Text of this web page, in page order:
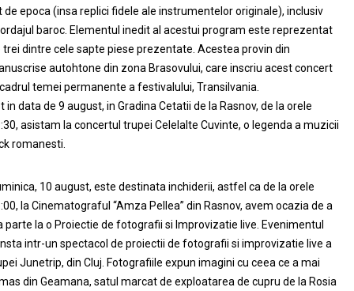
de epoca (insa replici fidele ale instrumentelor originale), inclusiv
baroc. Elementul inedit al acestui program este reprezentat
trei dintre cele sapte piese prezentate. Acestea provin din
autohtone din zona Brasovului, care inscriu acest concert
temei permanente a festivalului, Transilvania.
in data de 9 august, in Gradina Cetatii de la Rasnov, de la orele
asistam la concertul trupei Celelalte Cuvinte, o legenda a muzicii
romanesti.
10 august, este destinata inchiderii, astfel ca de la orele
la Cinematograful “Amza Pellea” din Rasnov, avem ocazia de a
parte la o Proiectie de fotografii si Improvizatie live. Evenimentul
intr-un spectacol de proiectii de fotografii si improvizatie live a
Junetrip, din Cluj. Fotografiile expun imagini cu ceea ce a mai
din Geamana, satul marcat de exploatarea de cupru de la Rosia